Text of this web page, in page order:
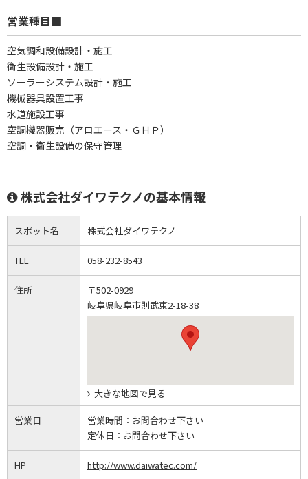
営業種目■
空気調和設備設計・施工
衛生設備設計・施工
ソーラーシステム設計・施工
機械器具設置工事
水道施設工事
空調機器販売（アロエース・ＧＨＰ）
空調・衛生設備の保守管理
株式会社ダイワテクノの基本情報
スポット名 株式会社ダイワテクノ
TEL 058-232-8543
住所
〒502-0929
岐阜県岐阜市則武東2-18-38
大きな地図で見る
営業日 営業時間： お問合わせ下さい
定休日： お問合わせ下さい
HP http://www.daiwatec.com/